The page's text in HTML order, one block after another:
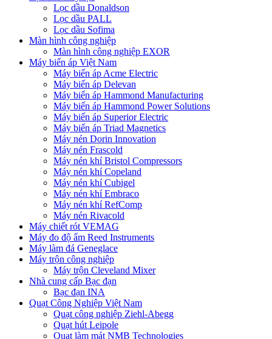
Lọc dầu Donaldson
Lọc dầu PALL
Lọc dầu Sofima
Màn hình công nghiệp
Màn hình công nghiệp EXOR
Máy biến áp Việt Nam
Máy biến áp Acme Electric
Máy biến áp Delevan
Máy biến áp Hammond Manufacturing
Máy biến áp Hammond Power Solutions
Máy biến áp Superior Electric
Máy biến áp Triad Magnetics
Máy nén Dorin Innovation
Máy nén Frascold
Máy nén khí Bristol Compressors
Máy nén khí Copeland
Máy nén khí Cubigel
Máy nén khí Embraco
Máy nén khí RefComp
Máy nén Rivacold
Máy chiết rót VEMAG
Máy đo độ ẩm Reed Instruments
Máy làm đá Geneglace
Máy trộn công nghiệp
Máy trộn Cleveland Mixer
Nhà cung cấp Bạc đạn
Bạc đạn INA
Quạt Công Nghiệp Việt Nam
Quạt công nghiệp Ziehl-Abegg
Quạt hút Leipole
Quạt làm mát NMB Technologies